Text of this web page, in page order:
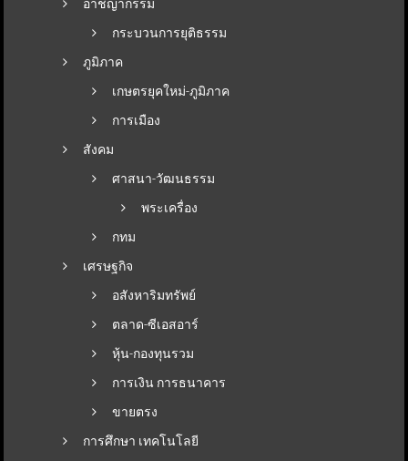
อาชญากรรม
กระบวนการยุติธรรม
ภูมิภาค
เกษตรยุคใหม่-ภูมิภาค
การเมือง
สังคม
ศาสนา-วัฒนธรรม
พระเครื่อง
กทม
เศรษฐกิจ
อสังหาริมทรัพย์
ตลาด-ซีเอสอาร์
หุ้น-กองทุนรวม
การเงิน การธนาคาร
ขายตรง
การศึกษา เทคโนโลยี